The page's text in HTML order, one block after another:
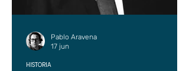
HISTORIA
Pablo Aravena
17 jun